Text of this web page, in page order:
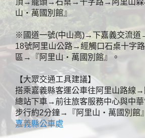
頂→巃頭→石桌→十字路→阿里山森
山‧萬國別館』
※國道一號(中山高)→下嘉義交流
18號阿里山公路→經觸口石桌十字
區→『阿里山‧萬國別館』。
【大眾交通工具建議】
搭乘嘉義縣客運公車往阿里山路線→
總站下車→前往旅客服務中心與中
步行約2分鐘→『阿里山‧萬國別館』
嘉義縣公車處